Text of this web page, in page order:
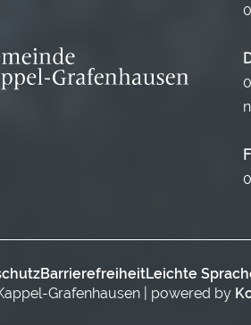
BarrierefreiheitLeichte
Grafenhausen | powered by